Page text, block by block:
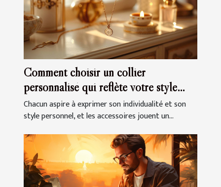
Comment choisir un collier
personnalisé qui reflète votre style
unique
Chacun aspire à exprimer son individualité et son
style personnel, et les accessoires jouent un...